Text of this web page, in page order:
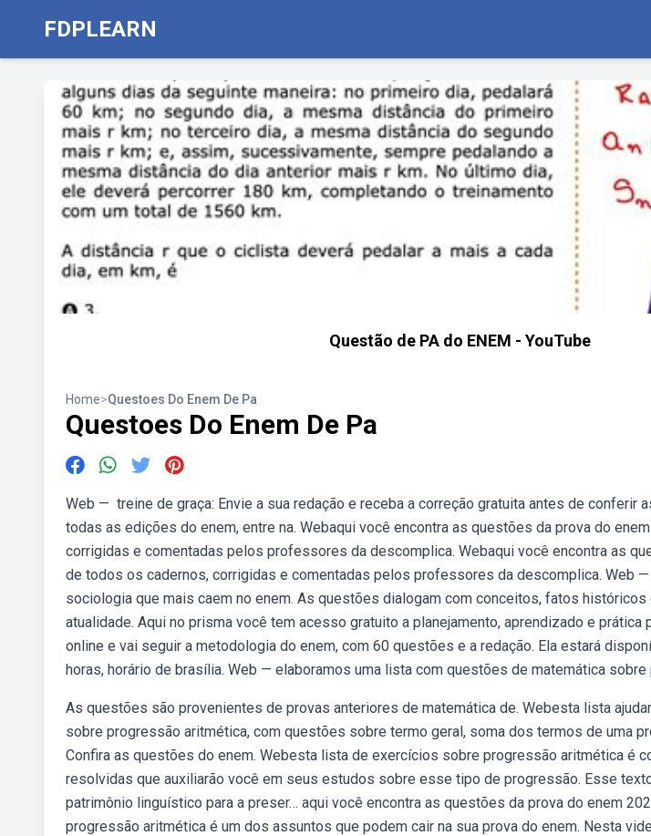
FDPLEARN
Questão de PA do ENEM - YouTube
Home>Questoes Do Enem De Pa
Questoes Do Enem De Pa
Web — ️ treine de graça: Envie a sua redação e receba a correção gratuita antes de conferir
todas as edições do enem, entre na. Webaqui você encontra as questões da prova do
corrigidas e comentadas pelos professores da descomplica. Webaqui você encontra as
de todos os cadernos, corrigidas e comentadas pelos professores da descomplica. Web
sociologia que mais caem no enem. As questões dialogam com conceitos, fatos
atualidade. Aqui no prisma você tem acesso gratuito a planejamento, aprendizado e prática
online e vai seguir a metodologia do enem, com 60 questões e a redação. Ela estará
horas, horário de brasília. Web — elaboramos uma lista com questões de matemática
As questões são provenientes de provas anteriores de matemática de. Webesta lista
sobre progressão aritmética, com questões sobre termo geral, soma dos termos de uma
Confira as questões do enem. Webesta lista de exercícios sobre progressão aritmética é
resolvidas que auxiliarão você em seus estudos sobre esse tipo de progressão. Esse
patrimônio linguístico para a preser… aqui você encontra as questões da prova do enem
progressão aritmética é um dos assuntos que podem cair na sua prova do enem. Nesta